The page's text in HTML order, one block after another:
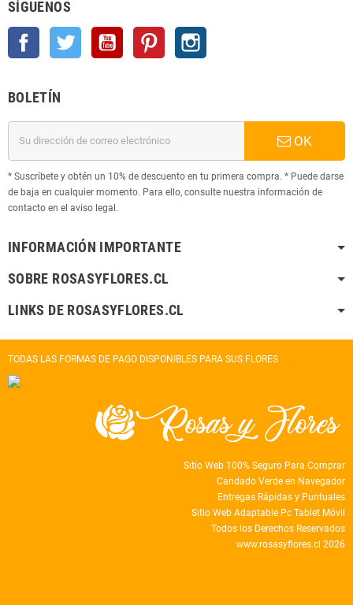
SÍGUENOS
Facebook Twitter YouTube Pinterest
BOLETÍN
OK
* Suscríbete y obtén un 10% de descuento en tu primera compra. * Puede darse
de baja en cualquier momento. Para ello, consulte nuestra información de
contacto en el aviso legal.
INFORMACIÓN IMPORTANTE
SOBRE ROSASYFLORES.CL
LINKS DE ROSASYFLORES.CL
TODAS LAS FORMAS DE PAGO DISPONIBLES PARA SUS FLORES
Sitio Web 100% Seguro Para Comprar
Candado Verde en Navegador
Entregas Rápidas y Puntuales
Sitio Web Adaptable Pc Tablet Móvil
Todos los Derechos Reservados
www.rosasyflores.cl 2026